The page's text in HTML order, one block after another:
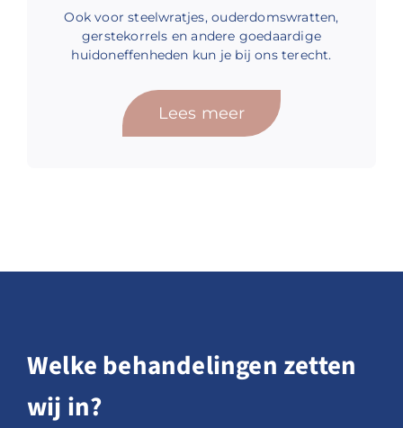
Ook voor steelwratjes, ouderdomswratten,
gerstekorrels en andere goedaardige
huidoneffenheden kun je bij ons terecht.
Lees meer
Welke behandelingen zetten
wij in?